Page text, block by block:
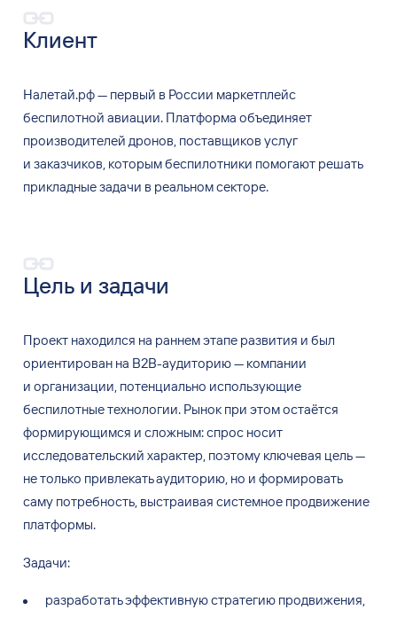
Клиент
Налетай.рф—первый в России маркетплейс
беспилотной авиации. Платформа объединяет
производителей дронов, поставщиков услуг
и заказчиков, которым беспилотники помогают решать
прикладные задачи в реальном секторе.
Цель и задачи
Проект находился на раннем этапе развития и был
ориентирован на B2B-аудиторию—компании
и организации, потенциально использующие
беспилотные технологии. Рынок при этом остаётся
формирующимся и сложным: спрос носит
исследовательский характер, поэтому ключевая цель—
нетолько привлекать аудиторию, но и формировать
саму потребность, выстраивая системное продвижение
платформы.
Задачи:
разработать эффективную стратегию продвижения,